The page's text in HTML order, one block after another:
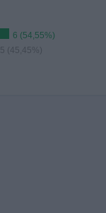
6 (54,55%)
5 (45,45%)